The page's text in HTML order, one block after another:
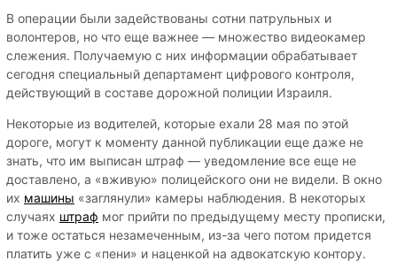
В операции были задействованы сотни патрульных и
волонтеров, но что еще важнее — множество видеокамер
слежения. Получаемую с них информации обрабатывает
сегодня специальный департамент цифрового контроля,
действующий в составе дорожной полиции Израиля.
Некоторые из водителей, которые ехали 28 мая по этой
дороге, могут к моменту данной публикации еще даже не
знать, что им выписан штраф — уведомление все еще не
доставлено, а «вживую» полицейского они не видели. В окно
их машины «заглянули» камеры наблюдения. В некоторых
случаях штраф мог прийти по предыдущему месту прописки,
и тоже остаться незамеченным, из-за чего потом придется
платить уже с «пени» и наценкой на адвокатскую контору.